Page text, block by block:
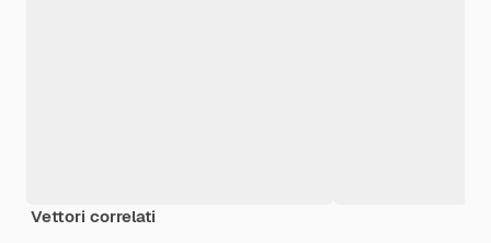
Vettori correlati